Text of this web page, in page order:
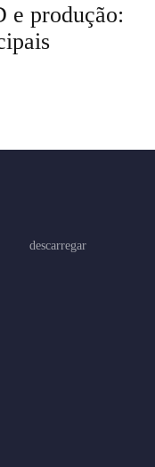
e produção:
descarregar